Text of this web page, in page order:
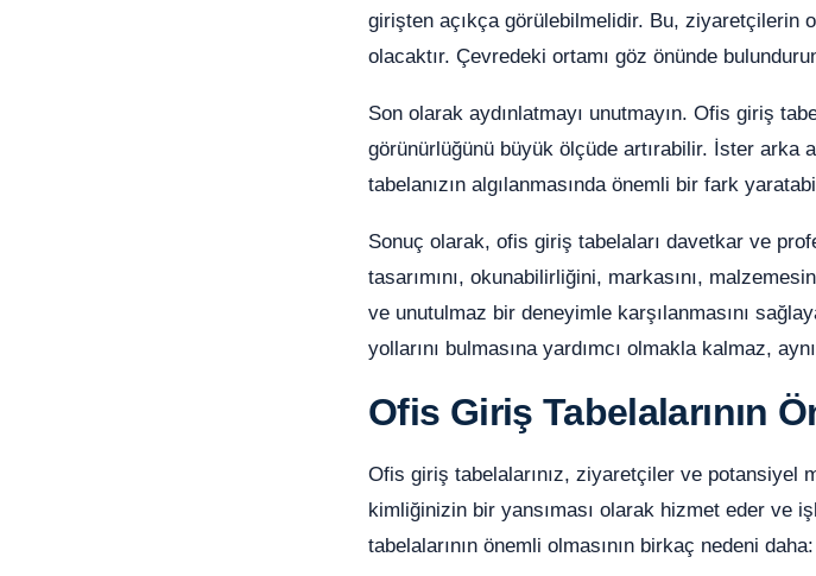
girişten açıkça görülebilmelidir. Bu, ziyaretçilerin
olacaktır. Çevredeki ortamı göz önünde
Son olarak aydınlatmayı unutmayın. Ofis giriş
görünürlüğünü büyük ölçüde artırabilir. İster arka
tabelanızın algılanmasında önemli bir fark
Sonuç olarak, ofis giriş tabelaları davetkar ve
tasarımını, okunabilirliğini, markasını,
ve unutulmaz bir deneyimle karşılanmasını
yollarını bulmasına yardımcı olmakla kalmaz,
Ofis Giriş Tabelalarının
Ofis giriş tabelalarınız, ziyaretçiler ve
kimliğinizin bir yansıması olarak hizmet eder ve
tabelalarının önemli olmasının birkaç nedeni daha: